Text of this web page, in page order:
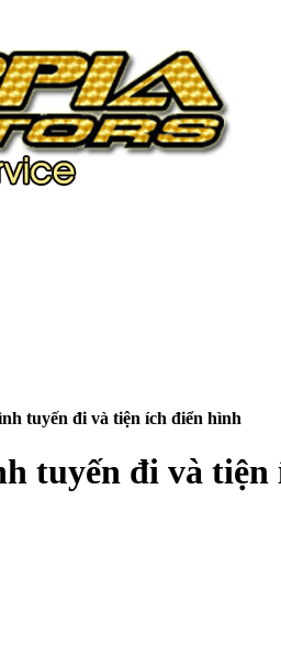
tuyến đi và tiện ích điển hình
tuyến đi và